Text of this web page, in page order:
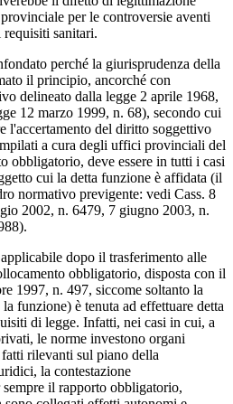
per le controversie aventi
requisiti sanitari.
perché la giurisprudenza della
il principio, ancorché con
delineato dalla legge 2 aprile 1968,
12 marzo 1999, n. 68), secondo cui
l'accertamento del diritto soggettivo
a cura degli uffici provinciali del
obbligatorio, deve essere in tutti i casi
cui la detta funzione è affidata (il
normativo previgente: vedi Cass. 8
2002, n. 6479, 7 giugno 2003, n.
dopo il trasferimento alle
obbligatorio, disposta con il
1997, n. 497, siccome soltanto la
funzione) è tenuta ad effettuare detta
di legge. Infatti, nei casi in cui, a
le norme investono organi
rilevanti sul piano della
la contestazione
il rapporto obbligatorio,